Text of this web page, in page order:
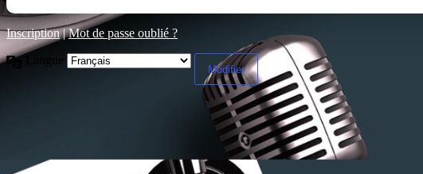
Inscription|Mot de passe oublié ?
Langue